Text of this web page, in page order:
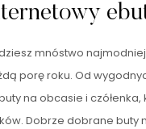
mnóstwo
porę roku. Od
na obcasie i
Dobrze dobrane buty